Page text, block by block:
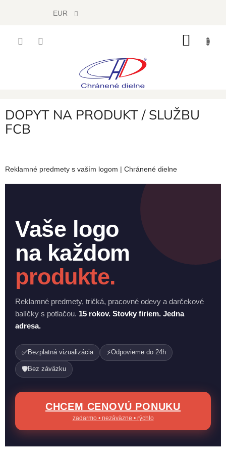
EUR
DOPYT NA PRODUKT / SLUŽBU
FCB
Reklamné predmety s vaším logom | Chránené dielne
Vaše logo
na každom
produkte.
Reklamné predmety, tričká, pracovné odevy a darčekové
balíčky s potlačou. 15 rokov. Stovky firiem. Jedna
adresa.
✅Bezplatná vizualizácia ⚡Odpovieme do 24h
🛡️Bez záväzku
CHCEM CENOVÚ PONUKU
zadarmo • nezáväzne • rýchlo